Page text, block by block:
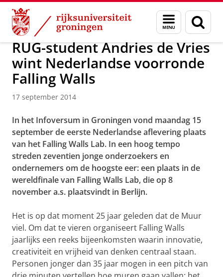
Skip
Content
Skip
Navigation
Menu
en
zoeken
Over ons Actueel Nieuws Nieuwsberichten
RUG-student Andries de Vries
wint Nederlandse voorronde
Falling Walls
17 september 2014
In het Infoversum in Groningen vond maandag 15
september de eerste Nederlandse aflevering plaats
van het Falling Walls Lab. In een hoog tempo
streden zeventien jonge onderzoekers en
ondernemers om de hoogste eer: een plaats in de
wereldfinale van Falling Walls Lab, die op 8
november a.s. plaatsvindt in Berlijn.
Het is op dat moment 25 jaar geleden dat de Muur
viel. Om dat te vieren organiseert Falling Walls
jaarlijks een reeks bijeenkomsten waarin innovatie,
creativiteit en vrijheid van denken centraal staan.
Personen jonger dan 35 jaar mogen in een pitch van